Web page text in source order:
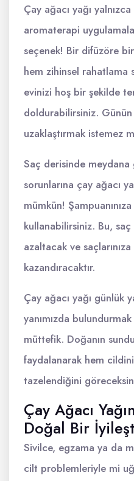
Çay ağacı yağı
aromaterapi
seçenek! Bir difüzöre
hem zihinsel rahatlama
evinizi hoş bir şekilde
doldurabilirsiniz.
uzaklaştırmak istemez
Saç derisinde meydana
sorunlarına çay ağacı
mümkün!
kullanabilirsiniz. Bu,
azaltacak ve
kazandıracaktır.
Çay ağacı yağı günlük
yanımızda
müttefik. Doğanın
faydalanarak hem
tazelendiğini
Çay Ağacı
Doğal Bir
Sivilce, egzama ya da
cilt problemleriyle mi